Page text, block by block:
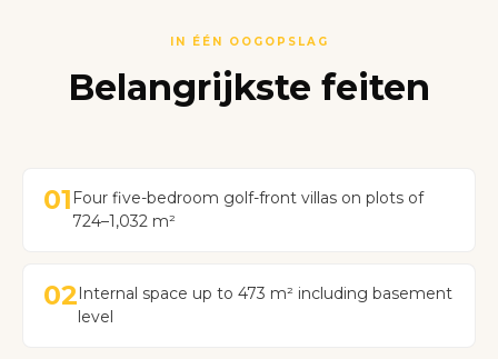
IN ÉÉN OOGOPSLAG
Belangrijkste feiten
01 Four five-bedroom golf-front villas on plots of
724–1,032 m²
02Internal space up to 473 m² including basement
level